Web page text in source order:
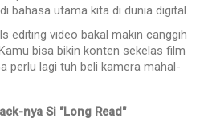
bahasa utama kita di dunia digital.
editing video bakal makin canggih
bisa bikin konten sekelas film
perlu lagi tuh beli kamera mahal-
nya Si "Long Read"